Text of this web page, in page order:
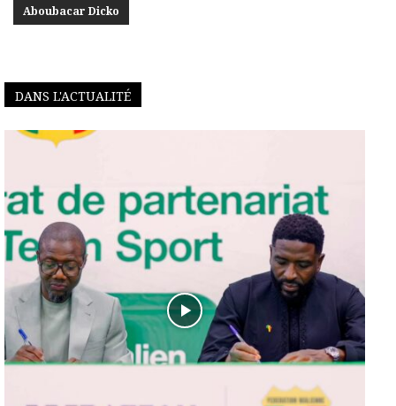
Aboubacar Dicko
DANS L'ACTUALITÉ